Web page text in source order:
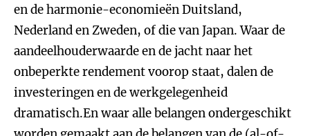
en de harmonie-economieën Duitsland,
Nederland en Zweden, of die van Japan. Waar de
aandeelhouderwaarde en de jacht naar het
onbeperkte rendement voorop staat, dalen de
investeringen en de werkgelegenheid
dramatisch.En waar alle belangen ondergeschikt